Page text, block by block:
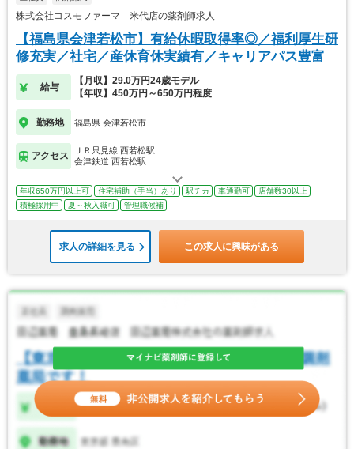
株式会社コスモファーマ 米代店の薬剤師求人
【福島県会津若松市】有給休暇取得率◎／福利厚生研
修充実／社宅／産休育休実績有／キャリアパス豊富
給与
【月収】29.0万円24歳モデル
【年収】450万円～650万円程度
勤務地 福島県 会津若松市
アクセス
ＪＲ只見線 西若松駅
会津鉄道 西若松駅
年収650万円以上可 住宅補助（手当）あり 駅チカ 車通勤可
店舗数30以上
積極採用中
夏～秋入職可 管理職候補
求人の詳細を見る この求人に興味がある